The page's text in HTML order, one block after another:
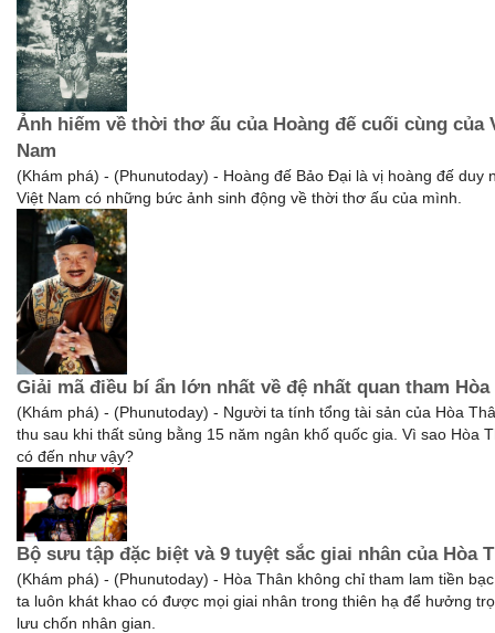
Ảnh hiếm về thời thơ ấu của Hoàng đế cuối cùng của
Nam
(Khám phá) - (Phunutoday) - Hoàng đế Bảo Đại là vị hoàng đế duy
Việt Nam có những bức ảnh sinh động về thời thơ ấu của mình.
Giải mã điều bí ẩn lớn nhất về đệ nhất quan tham Hòa
(Khám phá) - (Phunutoday) - Người ta tính tổng tài sản của Hòa
thu sau khi thất sủng bằng 15 năm ngân khố quốc gia. Vì sao Hòa
có đến như vậy?
Bộ sưu tập đặc biệt và 9 tuyệt sắc giai nhân của Hòa
(Khám phá) - (Phunutoday) - Hòa Thân không chỉ tham lam tiền
ta luôn khát khao có được mọi giai nhân trong thiên hạ để hưởng
lưu chốn nhân gian.